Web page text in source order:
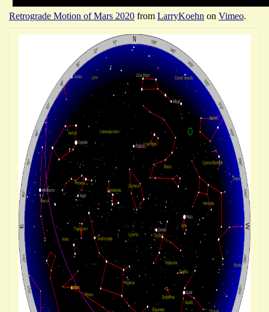
Retrograde Motion of Mars 2020 from LarryKoehn on Vimeo.